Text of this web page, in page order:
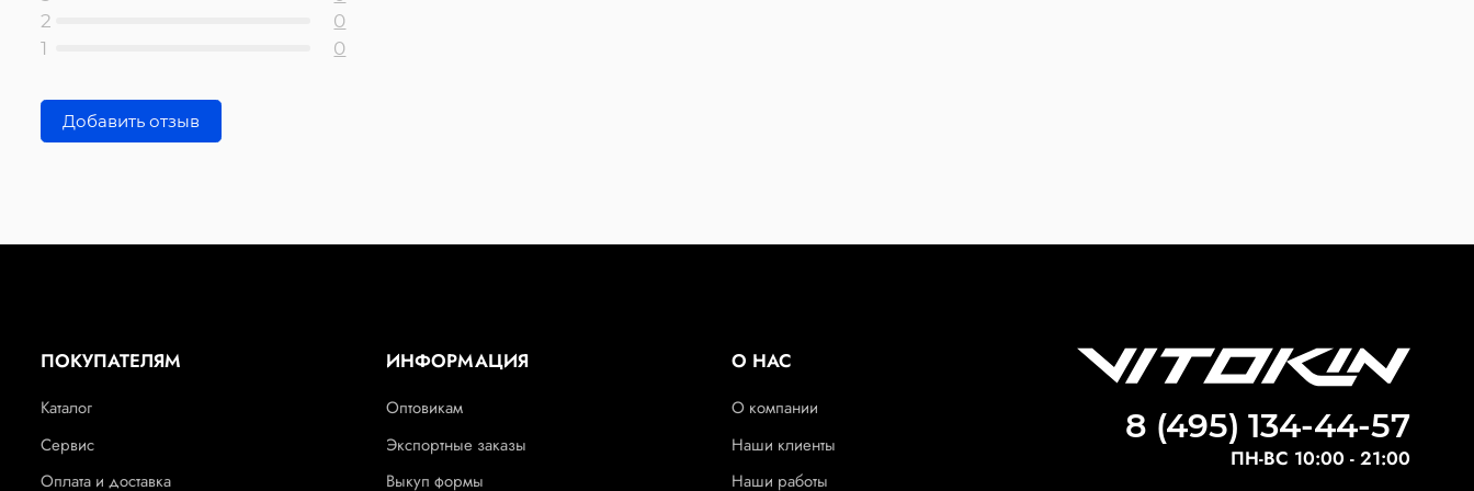
2
0
1
0
Добавить отзыв
ПОКУПАТЕЛЯМ
Каталог
Сервис
Оплата и доставка
ИНФОРМАЦИЯ
Оптовикам
Экспортные заказы
Выкуп формы
О НАС
О компании
Наши клиенты
Наши работы
8 (495) 134-44-57
ПН-ВС 10:00 - 21:00